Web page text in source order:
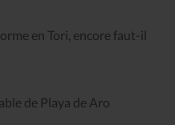
en Tori, encore faut-il
de Playa de Aro